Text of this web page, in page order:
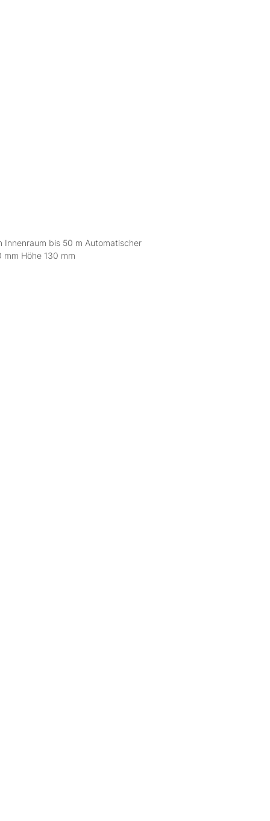
Innenraum bis 50 m Automatischer
Höhe 130 mm